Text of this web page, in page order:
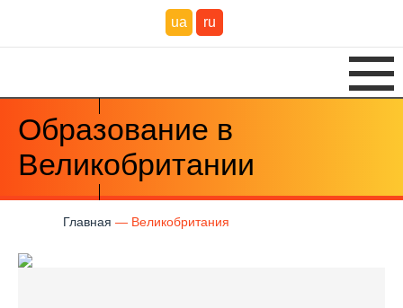
ua ru
Образование в
Великобритании
Главная Великобритания